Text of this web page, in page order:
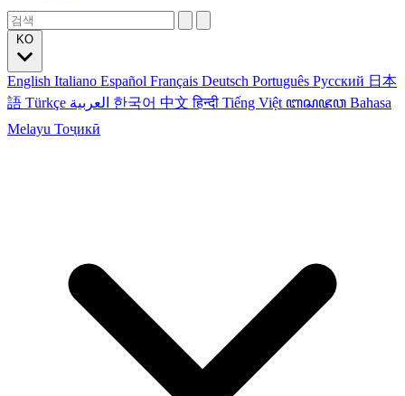
English Italiano Español Français Deutsch Português Русский 日本
語 Türkçe 한국어 中文हिन्दी Tiếng Việt ꦧꦱꦗꦮ Bahasa
Melayu Тоҷикӣ